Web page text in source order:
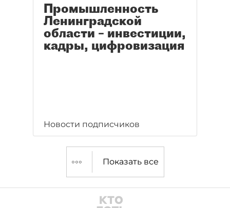
Промышленность
Ленинградской
области – инвестиции,
кадры, цифровизация
Новости подписчиков
Показать все